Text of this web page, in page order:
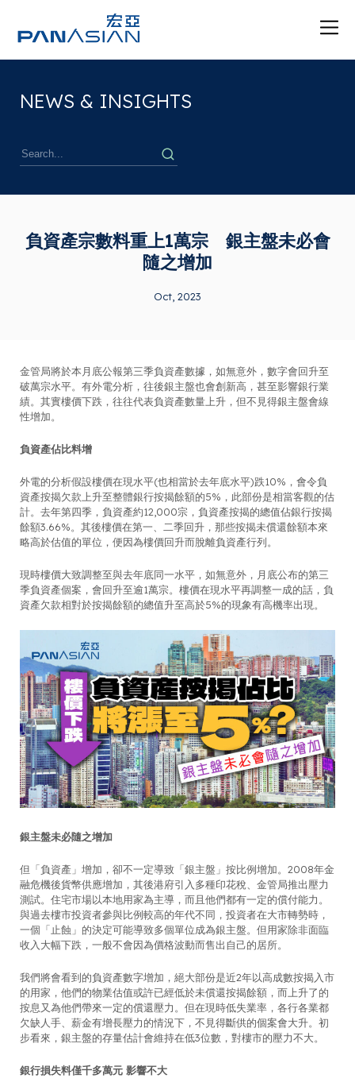
NEWS & INSIGHTS
負資產宗數料重上1萬宗 銀主盤未必會
隨之增加
Oct, 2023
金管局將於本月底公報第三季負資產數據，如無意外，數字會回升至
破萬宗水平。有外電分析，往後銀主盤也會創新高，甚至影響銀行業
績。其實樓價下跌，往往代表負資產數量上升，但不見得銀主盤會線
性增加。
負資產佔比料增
外電的分析假設樓價在現水平(也相當於去年底水平)跌10%，會令負
資產按揭欠款上升至整體銀行按揭餘額的5%，此部份是相當客觀的估
計。去年第四季，負資產約12,000宗，負資產按揭的總值佔銀行按揭
餘額3.66%。其後樓價在第一、二季回升，那些按揭未償還餘額本來
略高於估值的單位，便因為樓價回升而脫離負資產行列。
現時樓價大致調整至與去年底同一水平，如無意外，月底公布的第三
季負資產個案，會回升至逾1萬宗。樓價在現水平再調整一成的話，負
資產欠款相對於按揭餘額的總值升至高於5%的現象有高機率出現。
銀主盤未必隨之增加
但「負資產」增加，卻不一定導致「銀主盤」按比例增加。2008年金
融危機後貨幣供應增加，其後港府引入多種印花稅、金管局推出壓力
測試。住宅市場以本地用家為主導，而且他們都有一定的償付能力。
與過去樓市投資者參與比例較高的年代不同，投資者在大市轉勢時，
一個「止蝕」的決定可能導致多個單位成為銀主盤。但用家除非面臨
收入大幅下跌，一般不會因為價格波動而售出自己的居所。
我們將會看到的負資產數字增加，絕大部份是近2年以高成數按揭入市
的用家，他們的物業估值或許已經低於未償還按揭餘額，而上升了的
按息又為他們帶來一定的償還壓力。但在現時低失業率，各行各業都
欠缺人手、薪金有增長壓力的情況下，不見得斷供的個案會大升。初
步看來，銀主盤的存量估計會維持在低3位數，對樓市的壓力不大。
銀行損失料僅千多萬元 影響不大